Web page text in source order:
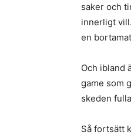
saker och
innerligt
en
Och ibland
game som
skeden
Så fortsätt